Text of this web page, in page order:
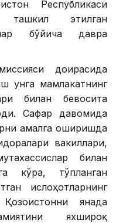
Республикаси
ташкил этилган
бўйича давра
доирасида
унга мамлакатнинг
билан бевосита
Сафар давомида
амалга оширишда
вакиллари,
билан
кўра, тўпланган
ислоҳотларнинг
янада
яхшироқ